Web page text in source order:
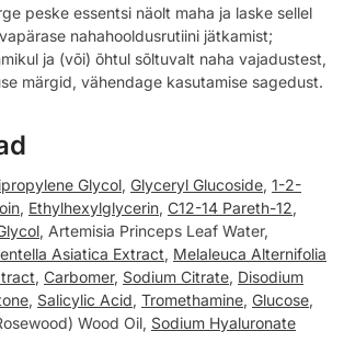
peske essentsi näolt maha ja laske sellel
nahahooldusrutiini jätkamist;
ja (või) õhtul sõltuvalt naha vajadustest,
märgid, vähendage kasutamise sagedust.
Glycol, Glyceryl Glucoside, 1-2-
, Ethylhexylglycerin, C12-14 Pareth-12,
, Artemisia Princeps Leaf Water,
Asiatica Extract, Melaleuca Alternifolia
, Carbomer, Sodium Citrate, Disodium
, Salicylic Acid, Tromethamine, Glucose,
Wood Oil, Sodium Hyaluronate